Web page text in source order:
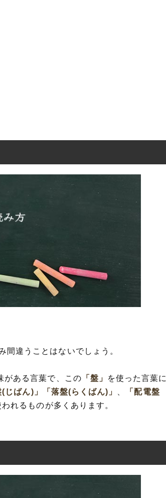
間違うことはないでしょう。
がある言葉で、この 「盤」
を使った言葉に
(じばん)」 「落盤(らくばん)」
「配電盤
れるものが多くあります。